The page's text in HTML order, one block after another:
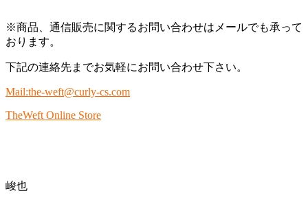
※商品、通信販売に関するお問い合わせはメールでも承って
おります。
下記の連絡先までお気軽にお問い合わせ下さい。
Mail:the-weft@curly-cs.com
TheWeft Online Store
峻也